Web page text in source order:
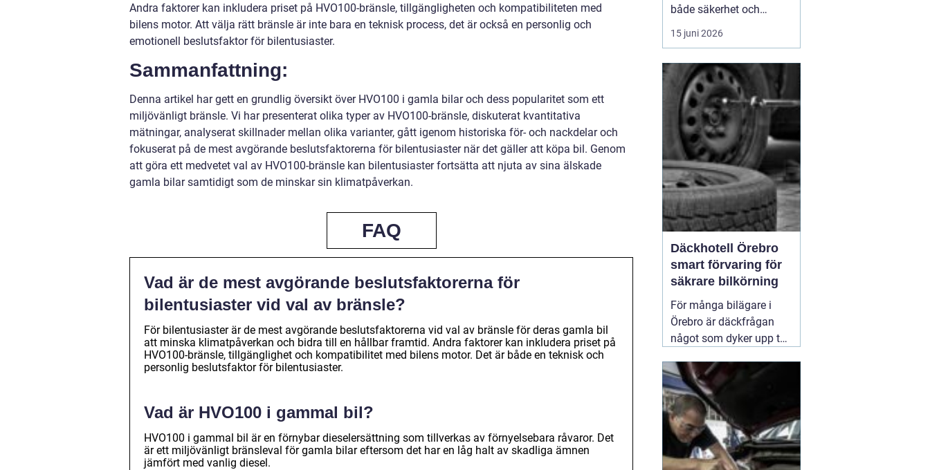
Andra faktorer kan inkludera priset på HVO100-bränsle, tillgängligheten och kompatibiliteten med
bilens motor. Att välja rätt bränsle är inte bara en teknisk process, det är också en personlig och
emotionell beslutsfaktor för bilentusiaster.
Sammanfattning:
Denna artikel har gett en grundlig översikt över HVO100 i gamla bilar och dess popularitet som ett
miljövänligt bränsle. Vi har presenterat olika typer av HVO100-bränsle, diskuterat kvantitativa
mätningar, analyserat skillnader mellan olika varianter, gått igenom historiska för- och nackdelar och
fokuserat på de mest avgörande beslutsfaktorerna för bilentusiaster när det gäller att köpa bil. Genom
att göra ett medvetet val av HVO100-bränsle kan bilentusiaster fortsätta att njuta av sina älskade
gamla bilar samtidigt som de minskar sin klimatpåverkan.
FAQ
Vad är de mest avgörande beslutsfaktorerna för
bilentusiaster vid val av bränsle?
För bilentusiaster är de mest avgörande beslutsfaktorerna vid val av bränsle för deras gamla bil
att minska klimatpåverkan och bidra till en hållbar framtid. Andra faktorer kan inkludera priset på
HVO100-bränsle, tillgänglighet och kompatibilitet med bilens motor. Det är både en teknisk och
personlig beslutsfaktor för bilentusiaster.
Vad är HVO100 i gammal bil?
HVO100 i gammal bil är en förnybar dieselersättning som tillverkas av förnyelsebara råvaror. Det
är ett miljövänligt bränsleval för gamla bilar eftersom det har en låg halt av skadliga ämnen
jämfört med vanlig diesel.
både säkerhet och
komfort. Vägarna växlar
mellan motorväg,
smågator med gupp och
trottoarkanter. För att
bilen ska hålla över tid
och vara säker för både
förare och passagerare
behövs regelbu...
15 juni 2026
Däckhotell Örebro
smart förvaring för
säkrare bilkörning
För många bilägare i
Örebro är däckfrågan
något som dyker upp två
känns som ett
nödvändigt ont. Tunga
lyft, smutsiga hjul och
jakt på förvaringsplats i
förråd eller garage gör
att däckbytet gärna